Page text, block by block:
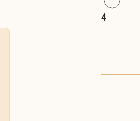
4